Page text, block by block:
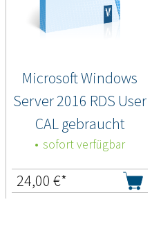
Microsoft Windows
Server 2016 RDS User
CAL gebraucht
sofort verfügbar
24,00 €*